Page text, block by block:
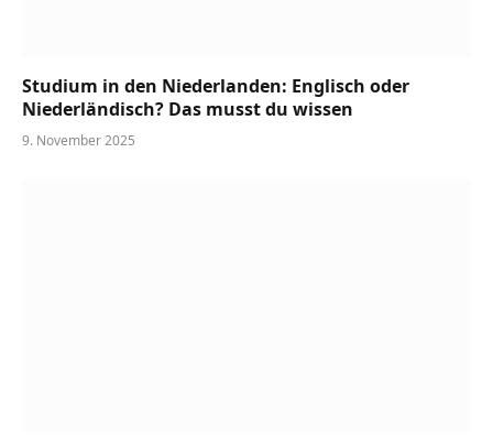
Studium in den Niederlanden: Englisch oder
Niederländisch? Das musst du wissen
9. November 2025